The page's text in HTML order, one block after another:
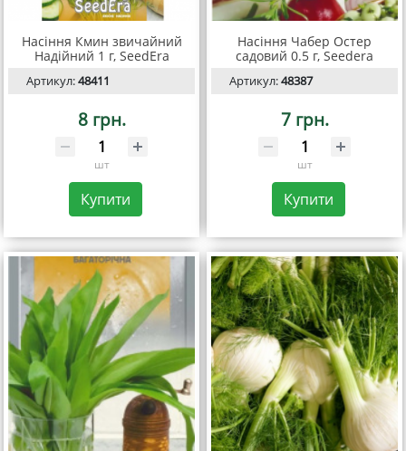
Насіння Кмин звичайний
Надійний 1 г, SeedEra
Артикул:48411
8 грн.
шт
Купити
Насіння Чабер Остер
садовий 0.5 г, Seedera
Артикул:48387
7 грн.
шт
Купити